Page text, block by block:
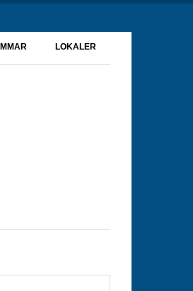
LOKALER